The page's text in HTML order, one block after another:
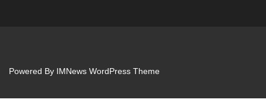
Powered By IMNews WordPress Theme